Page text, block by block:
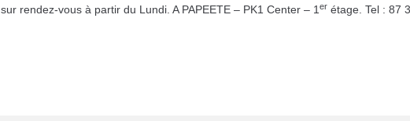
sur rendez-vous à partir du Lundi. A PAPEETE – PK1 Center – 1 er étage. Tel : 87